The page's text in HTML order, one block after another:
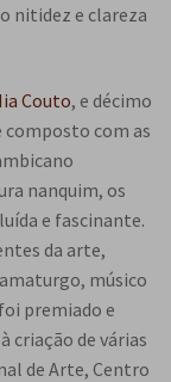
nitidez e clareza
Couto, e décimo
composto com as
nanquim, os
e fascinante.
da arte,
músico
premiado e
criação de várias
de Arte, Centro